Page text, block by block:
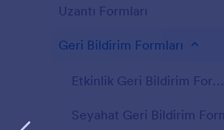
Uzantı Formları
Geri Bildirim Formları
Etkinlik Geri Bildirim Formları